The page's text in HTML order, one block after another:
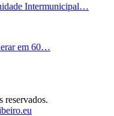
Intermunicipal…
em 60…
reservados.